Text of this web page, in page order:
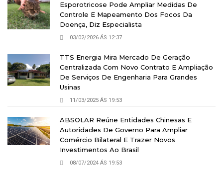
Esporotricose Pode Ampliar Medidas De
Controle E Mapeamento Dos Focos Da
Doença, Diz Especialista
03/02/2026 ÁS 12:37
TTS Energia Mira Mercado De Geração
Centralizada Com Novo Contrato E Ampliação
De Serviços De Engenharia Para Grandes
Usinas
11/03/2025 ÁS 19:53
ABSOLAR Reúne Entidades Chinesas E
Autoridades De Governo Para Ampliar
Comércio Bilateral E Trazer Novos
Investimentos Ao Brasil
08/07/2024 ÁS 19:53